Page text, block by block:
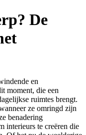
De
en
moment, die een
ruimtes brengt.
ze omringd zijn
benadering
interieurs te creëren die